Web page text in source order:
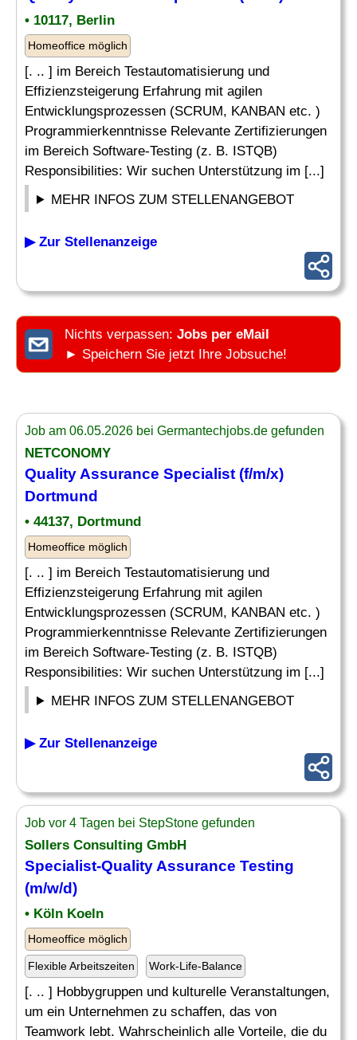
• 10117, Berlin
Homeoffice möglich
[. .. ] im Bereich Testautomatisierung und
Effizienzsteigerung Erfahrung mit agilen
Entwicklungsprozessen (SCRUM, KANBAN etc. )
Programmierkenntnisse Relevante Zertifizierungen
im Bereich Software-Testing (z. B. ISTQB)
Responsibilities: Wir suchen Unterstützung im [...]
MEHR INFOS ZUM STELLENANGEBOT
▶ Zur Stellenanzeige
Nichts verpassen: Jobs per eMail
► Speichern Sie jetzt Ihre Jobsuche!
Job am 06.05.2026 bei Germantechjobs.de gefunden
NETCONOMY
Quality Assurance Specialist (f/m/x)
Dortmund
• 44137, Dortmund
Homeoffice möglich
[. .. ] im Bereich Testautomatisierung und
Effizienzsteigerung Erfahrung mit agilen
Entwicklungsprozessen (SCRUM, KANBAN etc. )
Programmierkenntnisse Relevante Zertifizierungen
im Bereich Software-Testing (z. B. ISTQB)
Responsibilities: Wir suchen Unterstützung im [...]
MEHR INFOS ZUM STELLENANGEBOT
▶ Zur Stellenanzeige
Job vor 4 Tagen bei StepStone gefunden
Sollers Consulting GmbH
Specialist-Quality Assurance Testing
(m/w/d)
• Köln Koeln
Homeoffice möglich
Flexible Arbeitszeiten Work-Life-Balance
[. .. ] Hobbygruppen und kulturelle Veranstaltungen,
um ein Unternehmen zu schaffen, das von
Teamwork lebt. Wahrscheinlich alle Vorteile, die du